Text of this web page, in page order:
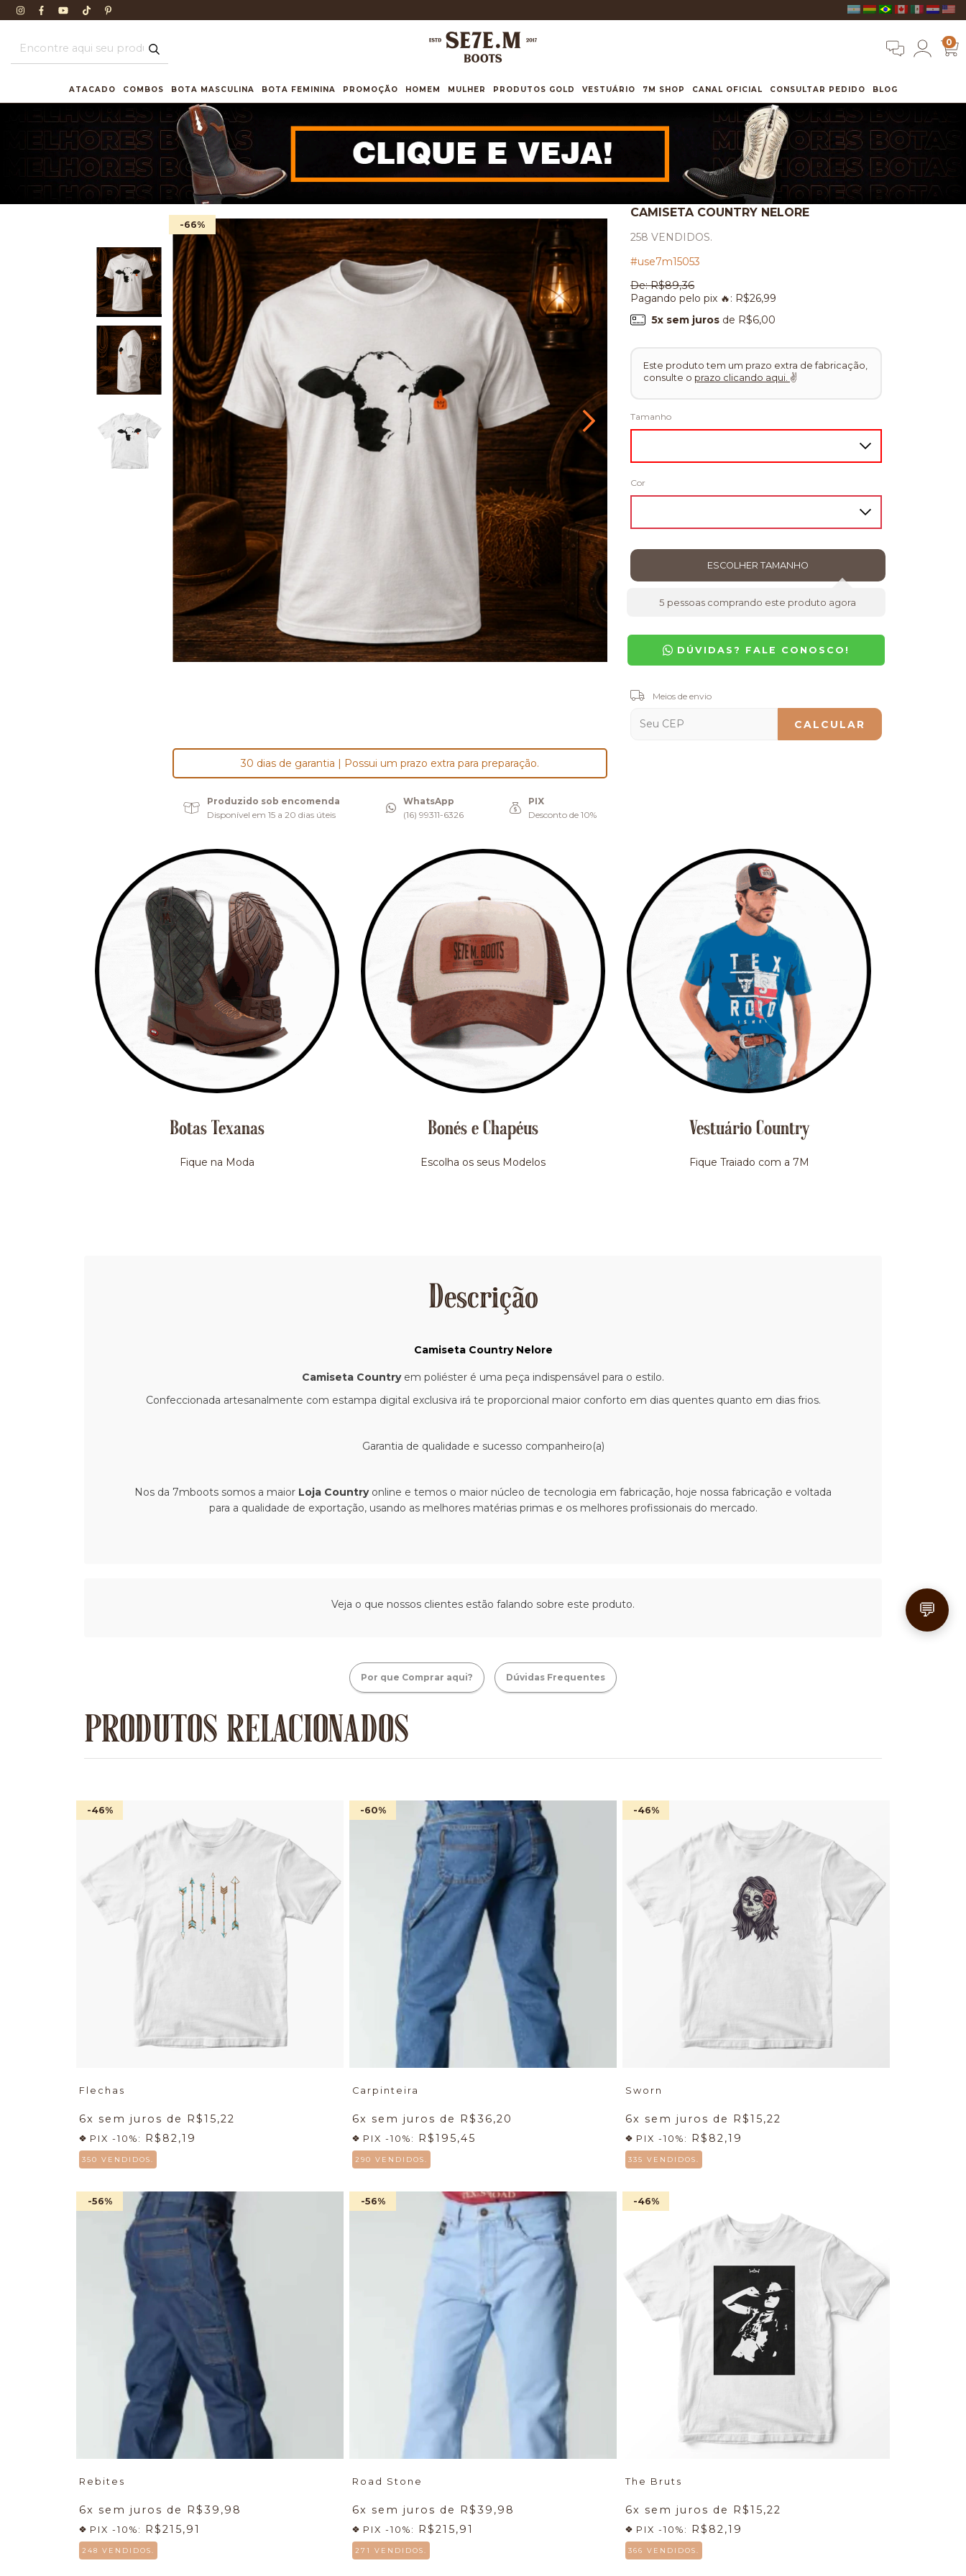
0
ATACADO COMBOS BOTA MASCULINA BOTA FEMININA PROMOÇÃO HOMEM MULHER PRODUTOS GOLD VESTUÁRIO 7M SHOP CANAL OFICIAL CONSULTAR PEDIDO BLOG
-66%
30 dias de garantia | Possui um prazo extra para preparação.
Produzido sob encomenda
Disponível em 15 a 20 dias úteis
WhatsApp
(16) 99311-6326
PIX
Desconto de 10%
CAMISETA COUNTRY NELORE
258 VENDIDOS.
#use7m15053
De:R$89,36
Pagando pelo pix 🔥: R$26,99
5x sem jurosde R$6,00
Este produto tem um prazo extra de fabricação,
consulte o prazo clicando aqui. ✌
Tamanho
Cor
5 pessoas comprando este produto agora
DÚVIDAS? FALE CONOSCO!
Entregas para o CEP:
Meios de envio
CALCULAR
Botas Texanas
Fique na Moda
Bonés e Chapéus
Escolha os seus Modelos
Vestuário Country
Fique Traiado com a 7M
Descrição
Camiseta Country Nelore
Camiseta Countryem poliéster é uma peça indispensável para o estilo.
Confeccionada artesanalmente com estampa digital exclusiva irá te proporcional maior conforto em dias quentes quanto em dias frios.
Garantia de qualidade e sucesso companheiro(a)
Nos da 7mboots somos a maior Loja Countryonline e temos o maior núcleo de tecnologia em fabricação, hoje nossa fabricação e voltada
para a qualidade de exportação, usando as melhores matérias primas e os melhores profissionais do mercado.
Veja o que nossos clientes estão falando sobre este produto.
Por que Comprar aqui? Dúvidas Frequentes
PRODUTOS RELACIONADOS
-46%
Flechas
6x sem juros de R$15,22
PIX -10%: R$82,19
350 VENDIDOS.
-60%
Carpinteira
6x sem juros de R$36,20
PIX -10%: R$195,45
290 VENDIDOS.
-46%
Sworn
6x sem juros de R$15,22
PIX -10%: R$82,19
335 VENDIDOS.
-56%
Rebites
6x sem juros de R$39,98
PIX -10%: R$215,91
248 VENDIDOS.
-56%
Road Stone
6x sem juros de R$39,98
PIX -10%: R$215,91
271 VENDIDOS.
-46%
The Bruts
6x sem juros de R$15,22
PIX -10%: R$82,19
366 VENDIDOS.
💬